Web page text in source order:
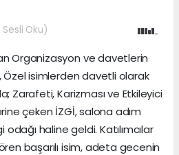
Oku)
Organizasyon ve davetlerin
Özel isimlerden davetli olarak
Zarafeti, Karizması ve Etkileyici
çeken İZGİ, salona adım
haline geldi. Katılımcılar
başarılı isim, adeta gecenin